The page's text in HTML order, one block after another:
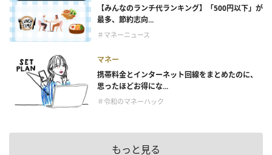
【みんなのランチ代ランキング】「500円以下」が
最多、節約志向...
＃マネーニュース
マネー
携帯料金とインターネット回線をまとめたのに、
思ったほどお得にな...
＃令和のマネーハック
もっと見る